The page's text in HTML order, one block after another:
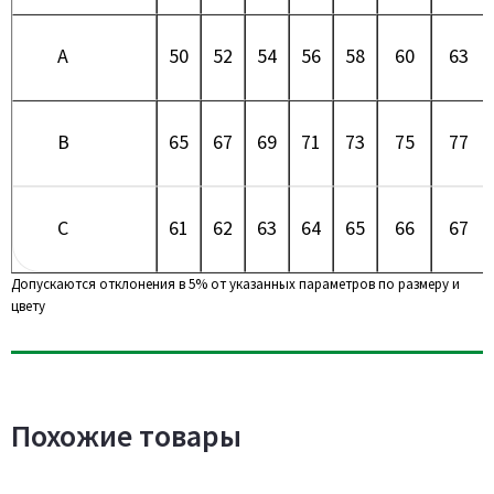
A 50 52 54 56 58 60 63
B 65 67 69 71 73 75 77
C 61 62 63 64 65 66 67
Допускаются отклонения в 5% от указанных параметров по размеру и
цвету
Похожие товары